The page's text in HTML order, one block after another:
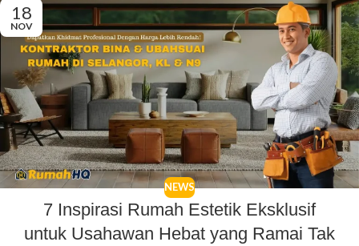
18
NOV
NEWS
7 Inspirasi Rumah Estetik Eksklusif
untuk Usahawan Hebat yang Ramai Tak